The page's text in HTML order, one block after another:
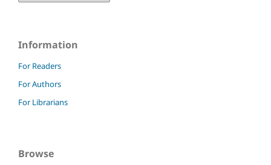
Information
For Readers
For Authors
For Librarians
Browse